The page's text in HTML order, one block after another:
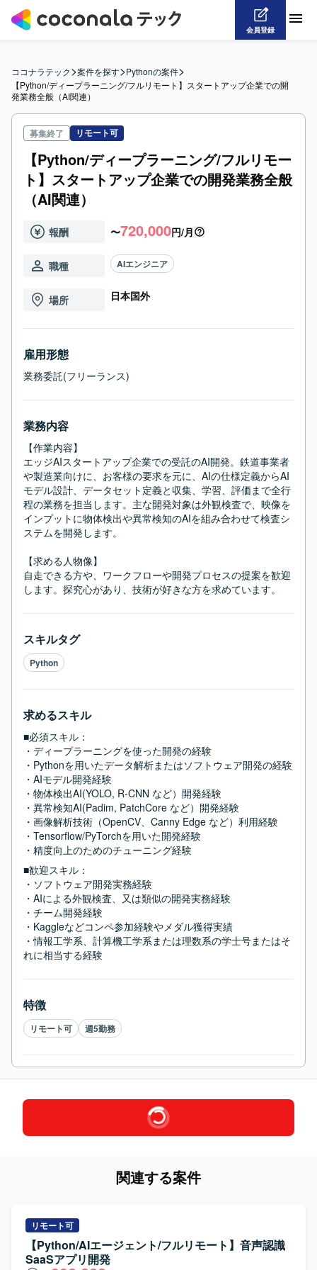
会員登録
ココナラテック>案件を探す>Pythonの案件>
【Python/ディープラーニング/フルリモート】スタートアップ企業での開
発業務全般（AI関連）
募集終了 リモート可
【Python/ディープラーニング/フルリモー
ト】スタートアップ企業での開発業務全般
（AI関連）
報酬 〜720,000円/月
職種 AIエンジニア
場所 日本国外
雇用形態
業務委託(フリーランス)
業務内容
【作業内容】
エッジAIスタートアップ企業での受託のAI開発。鉄道事業者
や製造業向けに、お客様の要求を元に、AIの仕様定義からAI
モデル設計、データセット定義と収集、学習、評価まで全行
程の業務を担当します。主な開発対象は外観検査で、映像を
インプットに物体検出や異常検知のAIを組み合わせて検査シ
ステムを開発します。
【求める人物像】
自走できる方や、ワークフローや開発プロセスの提案を歓迎
します。探究心があり、技術が好きな方を求めています。
スキルタグ
Python
求めるスキル
■必須スキル：
・ディープラーニングを使った開発の経験
・Pythonを用いたデータ解析またはソフトウェア開発の経験
・AIモデル開発経験
・物体検出AI(YOLO, R-CNN など）開発経験
・異常検知AI(Padim, PatchCore など）開発経験
・画像解析技術（OpenCV、Canny Edge など）利用経験
・Tensorflow/PyTorchを用いた開発経験
・精度向上のためのチューニング経験
■歓迎スキル：
・ソフトウェア開発実務経験
・AIによる外観検査、又は類似の開発実務経験
・チーム開発経験
・Kaggleなどコンペ参加経験やメダル獲得実績
・情報工学系、計算機工学系または理数系の学士号またはそ
れに相当する経験
特徴
リモート可 週5勤務
関連する案件
リモート可
【Python/AIエージェント/フルリモート】音声認識
SaaSアプリ開発